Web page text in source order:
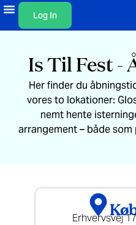
Log In
Is Til Fest -
Her finder du
vores to lokationer:
nemt hente
arrangement – både
Erhvervsvej